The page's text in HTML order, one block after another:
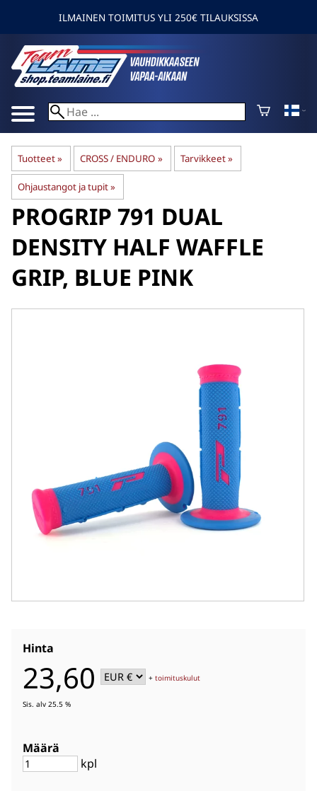
ILMAINEN TOIMITUS YLI 250€ TILAUKSISSA
Tuotteet‪» CROSS / ENDURO ‪» Tarvikkeet‪»
Ohjaustangot ja tupit‪»
PROGRIP 791 DUAL
DENSITY HALF WAFFLE
GRIP, BLUE PINK
Hinta
23,60 +toimituskulut
Sis. alv 25.5 %
Määrä
kpl